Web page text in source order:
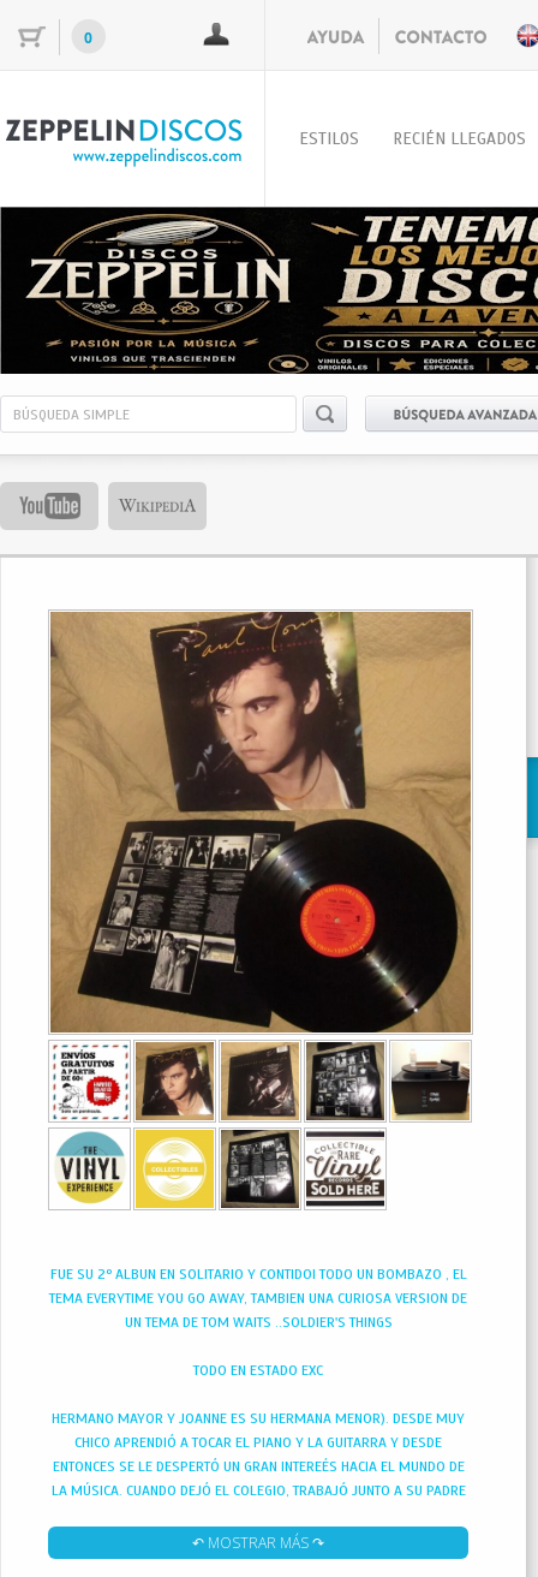
0
ESTILOS RECIÉN LLEGADOS
FUE SU 2º ALBUN EN SOLITARIO Y CONTIDOI TODO UN BOMBAZO , EL
TEMA EVERYTIME YOU GO AWAY, TAMBIEN UNA CURIOSA VERSION DE
UN TEMA DE TOM WAITS ..SOLDIER'S THINGS
TODO EN ESTADO EXC
HERMANO MAYOR Y JOANNE ES SU HERMANA MENOR). DESDE MUY
CHICO APRENDIÓ A TOCAR EL PIANO Y LA GUITARRA Y DESDE
ENTONCES SE LE DESPERTÓ UN GRAN INTEREÉS HACIA EL MUNDO DE
LA MÚSICA. CUANDO DEJÓ EL COLEGIO, TRABAJÓ JUNTO A SU PADRE
DIFERENTES BANDAS. TOCABA EL BAJO PERO SU INTERÉS ESTABA EN
CSER LA VOZ LÍDER DE SU BANDA. SU ESTILO MUSICAL, EL SOUL,
↶ MOSTRAR MÁS ↷